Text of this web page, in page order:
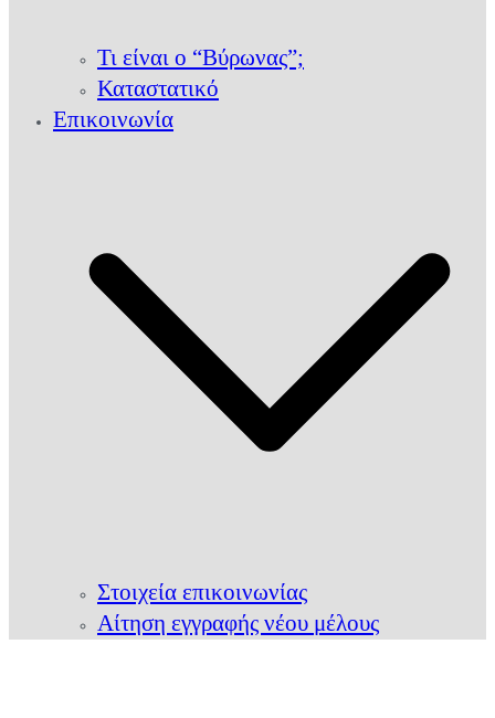
Τι είναι ο “Βύρωνας”;
Καταστατικό
Επικοινωνία
Στοιχεία επικοινωνίας
Αίτηση εγγραφής νέου μέλους